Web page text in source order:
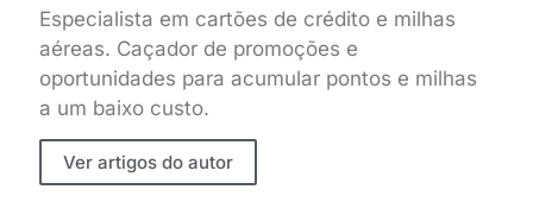
Especialista em cartões de crédito e milhas
aéreas. Caçador de promoções e
oportunidades para acumular pontos e milhas
a um baixo custo.
Ver artigos do autor